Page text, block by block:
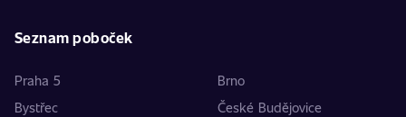
Seznam poboček
Praha 5
Brno
Bystřec
České Budějovice